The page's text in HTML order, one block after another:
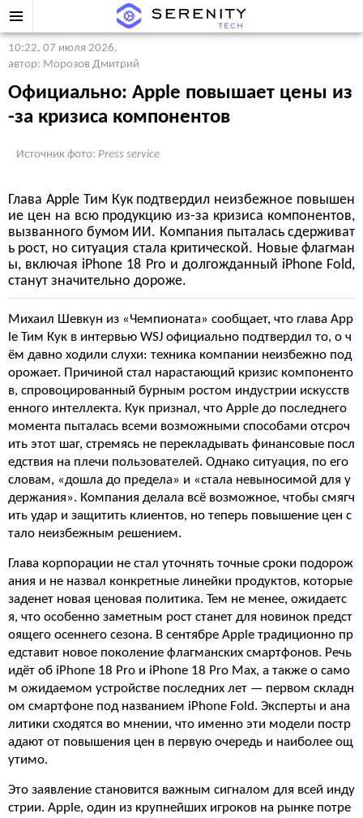
10:22, 07 июля 2026,
автор: Морозов Дмитрий
Официально: Apple повышает цены из
-за кризиса компонентов
Источник фото: Press service
Глава Apple Тим Кук подтвердил неизбежное повышен
ие цен на всю продукцию из-за кризиса компонентов,
вызванного бумом ИИ. Компания пыталась сдерживат
ь рост, но ситуация стала критической. Новые флагман
ы, включая iPhone 18 Pro и долгожданный iPhone Fold,
станут значительно дороже.
Михаил Шевкун из «Чемпионата» сообщает, что глава App
le Тим Кук в интервью WSJ официально подтвердил то, о ч
ём давно ходили слухи: техника компании неизбежно под
орожает. Причиной стал нарастающий кризис компоненто
в, спровоцированный бурным ростом индустрии искусств
енного интеллекта. Кук признал, что Apple до последнего
момента пыталась всеми возможными способами отсроч
ить этот шаг, стремясь не перекладывать финансовые посл
едствия на плечи пользователей. Однако ситуация, по его
словам, «дошла до предела» и «стала невыносимой для у
держания». Компания делала всё возможное, чтобы смягч
ить удар и защитить клиентов, но теперь повышение цен с
тало неизбежным решением.
Глава корпорации не стал уточнять точные сроки подорож
ания и не назвал конкретные линейки продуктов, которые
заденет новая ценовая политика. Тем не менее, ожидаетс
я, что особенно заметным рост станет для новинок предст
оящего осеннего сезона. В сентябре Apple традиционно пр
едставит новое поколение флагманских смартфонов. Речь
идёт об iPhone 18 Pro и iPhone 18 Pro Max, а также о само
м ожидаемом устройстве последних лет — первом складн
ом смартфоне под названием iPhone Fold. Эксперты и ана
литики сходятся во мнении, что именно эти модели постр
адают от повышения цен в первую очередь и наиболее ощ
утимо.
Это заявление становится важным сигналом для всей инду
стрии. Apple, один из крупнейших игроков на рынке потре